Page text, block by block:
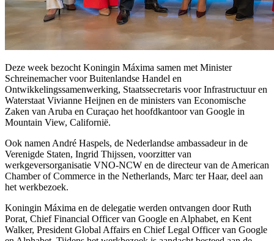
Deze week bezocht Koningin Máxima samen met Minister
Schreinemacher voor Buitenlandse Handel en
Ontwikkelingssamenwerking, Staatssecretaris voor Infrastructuur en
Waterstaat Vivianne Heijnen en de ministers van Economische
Zaken van Aruba en Curaçao het hoofdkantoor van Google in
Mountain View, Californië.
Ook namen André Haspels, de Nederlandse ambassadeur in de
Verenigde Staten, Ingrid Thijssen, voorzitter van
werkgeversorganisatie VNO-NCW en de directeur van de American
Chamber of Commerce in the Netherlands, Marc ter Haar, deel aan
het werkbezoek.
Koningin Máxima en de delegatie werden ontvangen door Ruth
Porat, Chief Financial Officer van Google en Alphabet, en Kent
Walker, President Global Affairs en Chief Legal Officer van Google